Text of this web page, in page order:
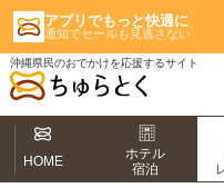
アプリでもっと快適に
通知でセールも見逃さない
沖縄県民のおでかけを応援するサイト
HOME
ホテル
宿泊